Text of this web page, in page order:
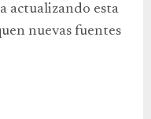
actualizando esta
nuevas fuentes